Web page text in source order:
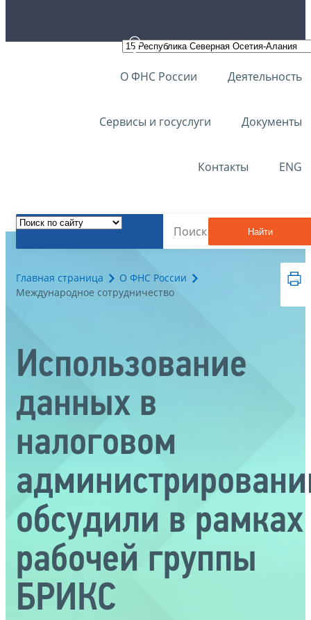
О ФНС России Деятельность
Сервисы и госуслуги Документы
Контакты ENG
Найти
Главная страница
О ФНС России
Международное сотрудничество
Использование
данных в
налоговом
обсудили в рамках
рабочей группы
БРИКС